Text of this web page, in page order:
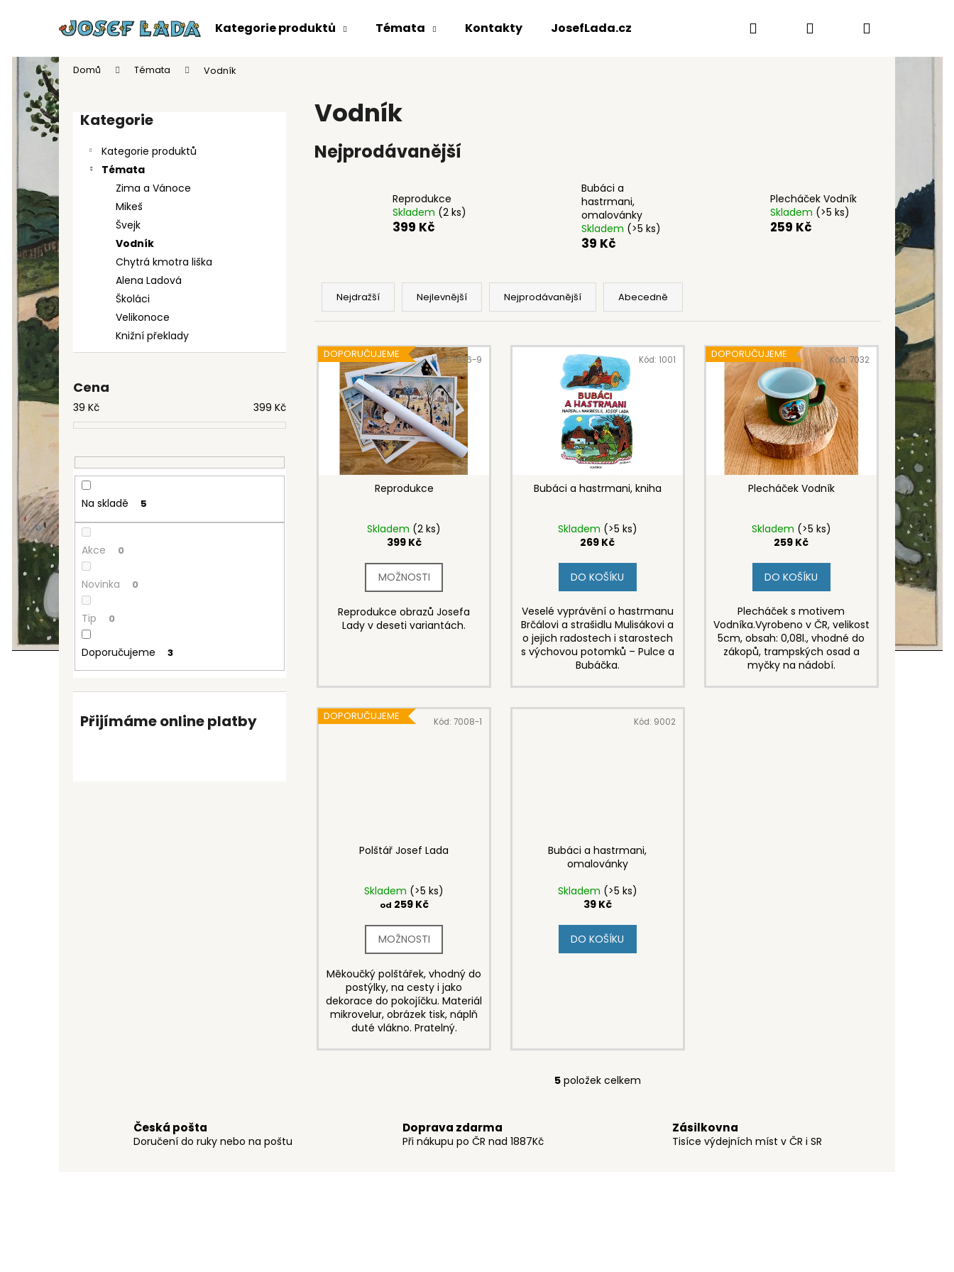
Kategorie produktů Témata Kontakty JosefLada.cz Hledat PřihlášeníNákupní
Domů Témata Vodník
P
o
s
n
n
í
p
a
n
e
l
Přeskočit
kategorie
Kategorie
Kategorie produktů
Témata
Zima a Vánoce
Mikeš
Švejk
Vodník
Chytrá kmotra liška
Alena Ladová
Školáci
Velikonoce
Knižní překlady
Cena
39 Kč 399 Kč
Na skladě 5
Akce 0
Novinka 0
Tip 0
Doporučujeme 3
Přijímáme online platby
Vodník
Nejprodávanější
Reprodukce
Skladem (2 ks)
399 Kč
Bubáci a
hastrmani,
omalovánky
Skladem (>5 ks)
39 Kč
Plecháček Vodník
Skladem (>5 ks)
259 Kč
Ř
z
n
Nejdražší Nejlevnější Nejprodávanější Abecedně
V
ýDOPORUČUJEME
Reprodukce
Skladem (2 ks)
399 Kč
Reprodukce obrazů Josefa
Lady v deseti variantách.
Kód:7036-9
Bubáci a hastrmani, kniha
Skladem (>5 ks)
269 Kč
DO KOŠÍKU
Veselé vyprávění o hastrmanu
Brčálovi a strašidlu Mulisákovi a
o jejich radostech i starostech
s výchovou potomků – Pulce a
Bubáčka.
Kód: 1001 DOPORUČUJEME
Plecháček Vodník
Skladem (>5 ks)
259 Kč
DO KOŠÍKU
Plecháček s motivem
Vodníka.Vyrobeno v ČR, velikost
5cm, obsah: 0,08l., vhodné do
zákopů, trampských osad a
myčky na nádobí.
Kód: 7032
DOPORUČUJEME
Polštář Josef Lada
Skladem (>5 ks)
od 259 Kč
Měkoučký polštářek, vhodný do
postýlky, na cesty i jako
dekorace do pokojíčku. Materiál
mikrovelur, obrázek tisk, náplň
duté vlákno. Pratelný.
Kód:7008-1
Bubáci a hastrmani,
omalovánky
Skladem (>5 ks)
39 Kč
DO KOŠÍKU
Kód: 9002
O
5 položek celkem
Česká pošta
Doručení do ruky nebo na poštu
Doprava zdarma
Při nákupu po ČR nad 1887Kč
Zásilkovna
Tisíce výdejních míst v ČR i SR
Zpět
do
obchodu
Zpět
do
obchodu
Doporučujeme
POHLEDNICE J. LADA - ZIMA A VÁNOCE
REPRODUKCE
399 Kč
HRNEK KERAMICKÝ
359 Kč